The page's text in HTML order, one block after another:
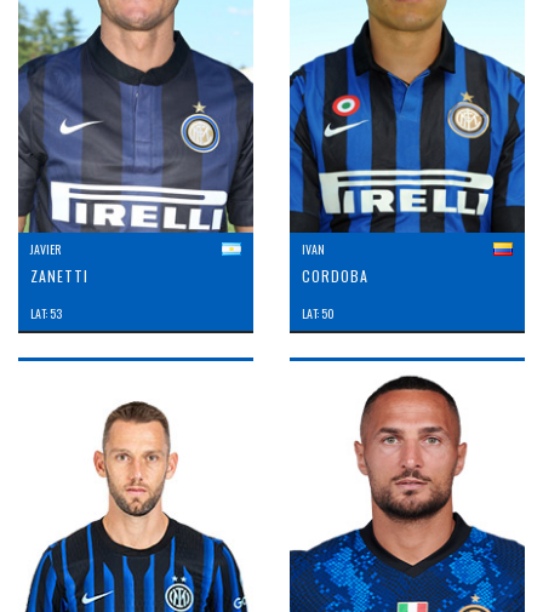
JAVIER
ZANETTI
LAT: 53
IVAN
CORDOBA
LAT: 50